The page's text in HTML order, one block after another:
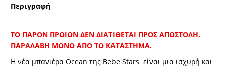
Περιγραφή
ΤΟ ΠΑΡΟΝ ΠΡΟΙΟΝ ΔΕΝ ΔΙΑΤΙΘΕΤΑΙ ΠΡΟΣ ΑΠΟΣΤΟΛΗ.
ΠΑΡΑΛΑΒΗ ΜΟΝΟ ΑΠΟ ΤΟ ΚΑΤΑΣΤΗΜΑ.
Η νέα μπανιέρα Ocean της Bebe Stars είναι μια ισχυρή και